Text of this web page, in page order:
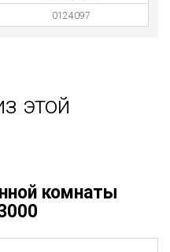
0124097
этой
комнаты